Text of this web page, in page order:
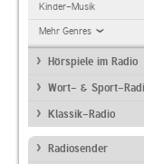
Kinder-Musik
Mehr Genres
Hörspiele im Radio
Wort- & Sport-
Klassik-Radio
Radiosender